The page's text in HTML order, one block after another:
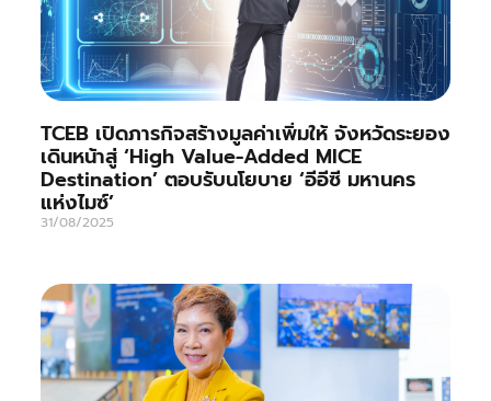
TCEB เปิดภารกิจสร้างมูลค่าเพิ่มให้ จังหวัดระยอง
เดินหน้าสู่ ‘High Value-Added MICE
Destination’ ตอบรับนโยบาย ‘อีอีซี มหานคร
แห่งไมซ์’
31/08/2025